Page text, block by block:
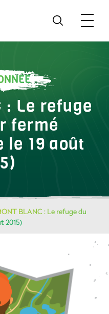
: Le refuge
fermé
le 19 août
BLANC : Le refuge du
2015)